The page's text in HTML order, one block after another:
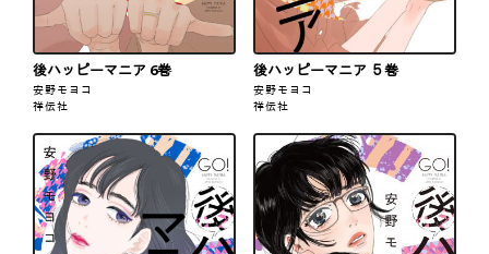
後ハッピーマニア 6巻
安野モヨコ
祥伝社
後ハッピーマニア ５巻
安野モヨコ
祥伝社